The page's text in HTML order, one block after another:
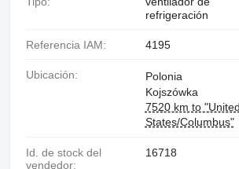
refrigeración
Referencia IAM: 4195
Ubicación:
Polonia
Kojszówka
7520 km to "United
States/Columbus"
Id. de stock del
vendedor:
16718